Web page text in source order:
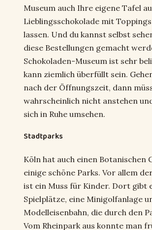
Museum auch Ihre eigene Tafel
Lieblingsschokolade mit
lassen. Und du kannst selbst
diese Bestellungen gemacht
Schokoladen-Museum ist sehr
kann ziemlich überfüllt sein.
nach der Öffnungszeit, dann
wahrscheinlich nicht anstehen
sich in Ruhe umsehen.
Stadtparks
Köln hat auch einen Botanischen
einige schöne Parks. Vor allem
ist ein Muss für Kinder. Dort gibt
Spielplätze, eine Minigolfanlage
Modelleisenbahn, die durch den
Vom Rheinpark aus konnte man